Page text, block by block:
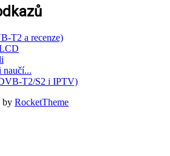
T2 a recenze)
naučí...
T2/S2 i IPTV)
by RocketTheme